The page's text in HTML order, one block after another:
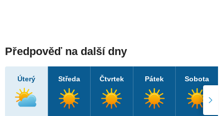
Předpověď na další dny
Úterý Středa Čtvrtek Pátek Sobota